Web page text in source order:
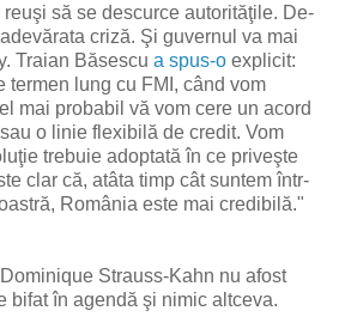
să se descurce autorităţile. De-
criză. Şi guvernul va mai
Traian Băsescu a spus-o explicit:
termen lung cu FMI, când vom
mai probabil vă vom cere un acord
o linie flexibilă de credit. Vom
trebuie adoptată în ce priveşte
clar că, atâta timp cât suntem într-
România este mai credibilă."
Strauss-Kahn nu afost
bifat în agendă şi nimic altceva.